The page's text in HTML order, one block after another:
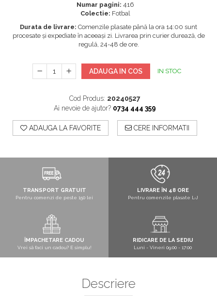
Numar pagini: 416
Colectie: Fotbal
Durata de livrare: Comenzile plasate până la ora 14:00 sunt
procesate și expediate în aceeași zi. Livrarea prin curier durează, de
regulă, 24-48 de ore.
ADAUGA IN COS IN STOC
Cod Produs: 20240527
Ai nevoie de ajutor? 0734 444 359
ADAUGA LA FAVORITE CERE INFORMATII
TRANSPORT GRATUIT
Pentru comenzi de peste 150 lei
LIVRARE ÎN 48 ORE
Pentru comenzile plasate L-J
ÎMPACHETARE CADOU
Vrei să faci un cadou? E simplu!
RIDICARE DE LA SEDIU
Luni - Vineri 09:00 - 17:00
Descriere